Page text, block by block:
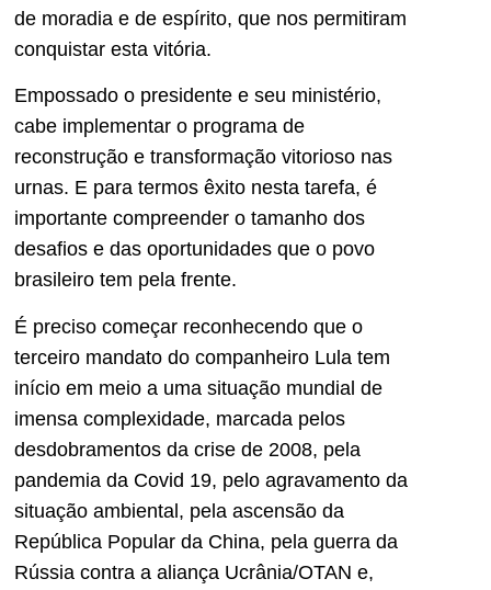
de moradia e de espírito, que nos permitiram
conquistar esta vitória.
Empossado o presidente e seu ministério,
cabe implementar o programa de
reconstrução e transformação vitorioso nas
urnas. E para termos êxito nesta tarefa, é
importante compreender o tamanho dos
desafios e das oportunidades que o povo
brasileiro tem pela frente.
É preciso começar reconhecendo que o
terceiro mandato do companheiro Lula tem
início em meio a uma situação mundial de
imensa complexidade, marcada pelos
desdobramentos da crise de 2008, pela
pandemia da Covid 19, pelo agravamento da
situação ambiental, pela ascensão da
República Popular da China, pela guerra da
Rússia contra a aliança Ucrânia/OTAN e,